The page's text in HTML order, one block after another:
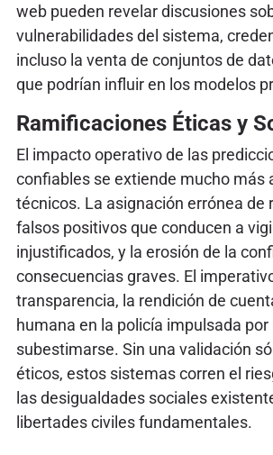
web pueden revelar discusiones
vulnerabilidades del sistema,
incluso la venta de conjuntos de
que podrían influir en los modelos
Ramificaciones Éticas y
El impacto operativo de las
confiables se extiende mucho más
técnicos. La asignación errónea de
falsos positivos que conducen a
injustificados, y la erosión de la
consecuencias graves. El
transparencia, la rendición de
humana en la policía impulsada por
subestimarse. Sin una validación
éticos, estos sistemas corren el
las desigualdades sociales
libertades civiles fundamentales.